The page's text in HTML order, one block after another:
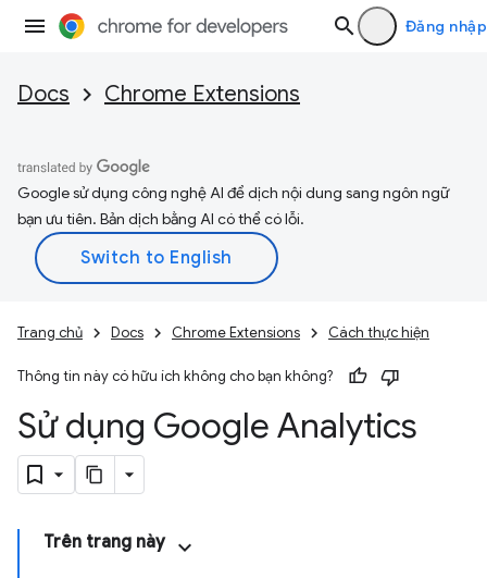
Đăng nhập
Docs Chrome Extensions
Google sử dụng công nghệ AI để dịch nội dung sang ngôn ngữ
bạn ưu tiên. Bản dịch bằng AI có thể có lỗi.
Trang chủ Docs Chrome Extensions Cách thực hiện
Thông tin này có hữu ích không cho bạn không?
Sử dụng Google Analytics
Trên trang này